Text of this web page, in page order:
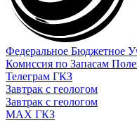
Федеральное Бюджетное
Комиссия по Запасам
Телеграм ГКЗ
Завтрак с геологом
Завтрак с геологом
МАХ ГКЗ